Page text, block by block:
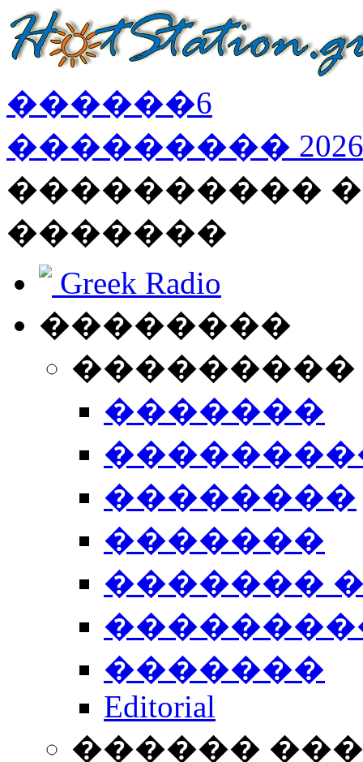
������6
��������� 2026
����������
�������
Greek Radio
��������
�������
��������
�������
�������
�������
Editorial
������